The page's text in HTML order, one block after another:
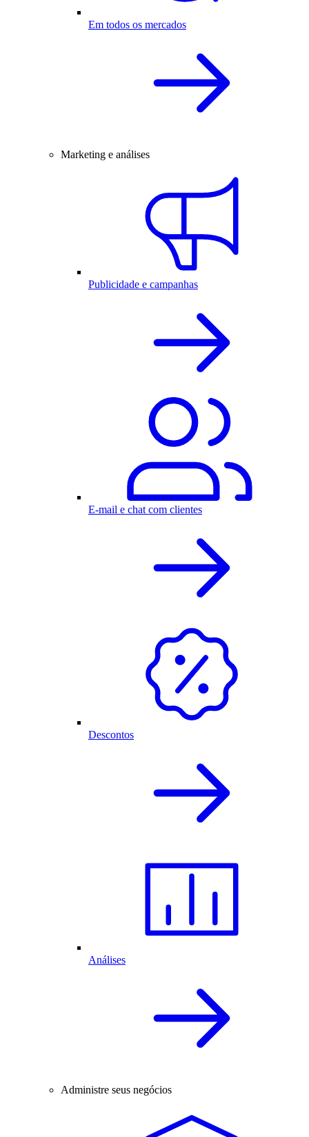
Em todos os mercados
Marketing e análises
Publicidade e campanhas
E-mail e chat com clientes
Descontos
Análises
Administre seus negócios